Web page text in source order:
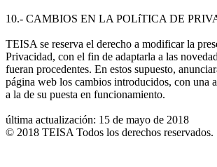
10.- CAMBIOS EN LA POLíTICA DE
TEISA se reserva el derecho a modificar la
Privacidad, con el fin de adaptarla a las
fueran procedentes. En estos supuesto,
página web los cambios introducidos, con una
a la de su puesta en funcionamiento.
última actualización: 15 de mayo de 2018
© 2018 TEISA Todos los derechos reservados.